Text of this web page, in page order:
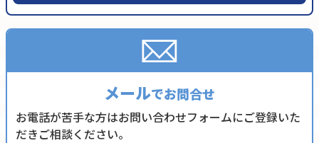
メールでお問合せ
お電話が苦手な方はお問い合わせフォームにご登録いた
だきご相談ください。